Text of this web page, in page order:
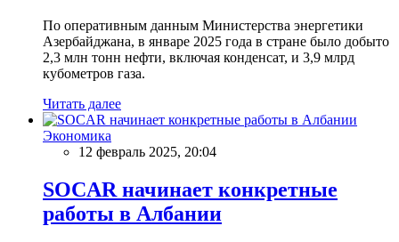
По оперативным данным Министерства энергетики
Азербайджана, в январе 2025 года в стране было добыто
2,3 млн тонн нефти, включая конденсат, и 3,9 млрд
кубометров газа.
Читать далее
Экономика
12 февраль 2025, 20:04
SOCAR начинает конкретные
работы в Албании